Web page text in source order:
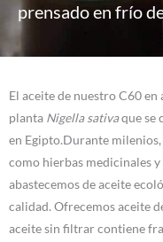
prensado en frío
El aceite de nuestro C60
planta Nigella sativaque se
en Egipto.Durante
como hierbas medicinales
abastecemos de aceite
calidad. Ofrecemos aceite
aceite sin filtrar contiene